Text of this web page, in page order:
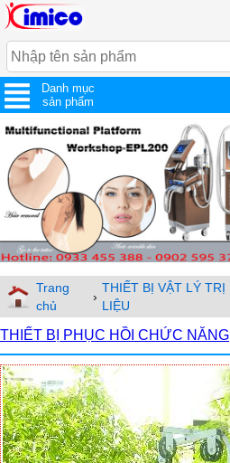
Danh mục
sản phẩm
Trang
chủ
›
THIẾT BỊ VẬT LÝ TRỊ
LIỆU
THIẾT BỊ PHỤC HỒI CHỨC NĂNG